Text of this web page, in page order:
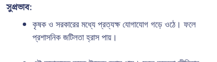
সুপ্রভাব:
কৃষক ও সরকারের মধ্যে প্রত্যক্ষ যোগাযোগ গড়ে ওঠে। ফলে
প্রশাসনিক জটিলতা হ্রাস পায়।